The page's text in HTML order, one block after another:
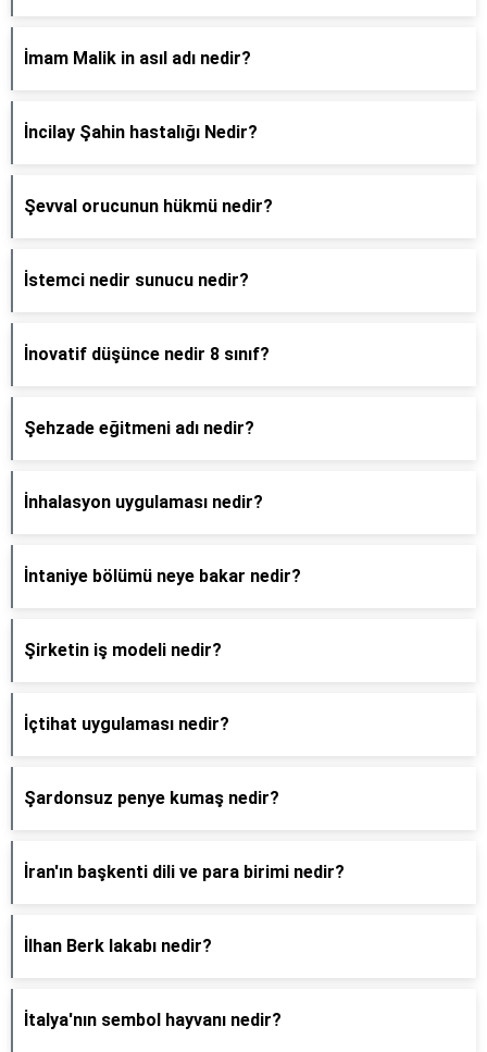
İmam Malik in asıl adı nedir?
İncilay Şahin hastalığı Nedir?
Şevval orucunun hükmü nedir?
İstemci nedir sunucu nedir?
İnovatif düşünce nedir 8 sınıf?
Şehzade eğitmeni adı nedir?
İnhalasyon uygulaması nedir?
İntaniye bölümü neye bakar nedir?
Şirketin iş modeli nedir?
İçtihat uygulaması nedir?
Şardonsuz penye kumaş nedir?
İran'ın başkenti dili ve para birimi nedir?
İlhan Berk lakabı nedir?
İtalya'nın sembol hayvanı nedir?